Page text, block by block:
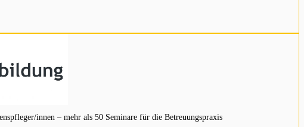
innen – mehr als 50 Seminare für die Betreuungspraxis